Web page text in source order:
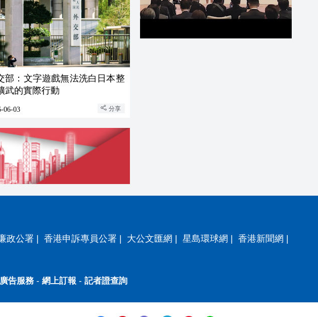
部：文字遊戲無法洗白日本整
武的實際行動
06-03 分享
政公署 | 香港申訴專員公署 | 大公文匯網 | 星島環球網 | 香港新聞網 |
廣告服務- 網上訂報 - 記者證查詢